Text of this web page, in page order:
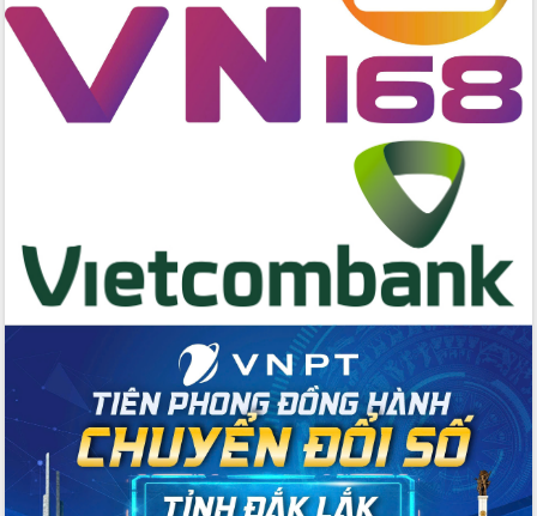
Hội nghị Báo cáo viên Trung ương
tháng 01/2026
Phó Thủ tướng Hồ Quốc Dũng đánh giá
cao kết quả Chiến dịch Quang Trung
tại Đắk Lắk
biển
Gỡ khó, khởi công xây dựng, sửa chữa
toàn bộ nhà ở cho hộ dân đúng tiến độ
đề ra
UBND tỉnh Đắk Lắk tổng kết công tác
quốc phòng, quân sự địa phương năm
Tập trung triển khai quyết liệt, đồng bộ
các giải pháp nhằm thực hiện hiệu quả
các nhiệm vụ đề ra năm 2025
Phát huy vai trò của người có uy tín